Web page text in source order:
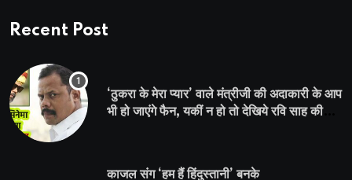
Recent Post
‘ठुकरा के मेरा प्यार’ वाले मंत्रीजी की अदाकारी के आप
भी हो जाएंगे फैन, यकीं न हो तो देखिये रवि साह की
काजल संग ‘हम हैं हिंदुस्तानी’ बनके